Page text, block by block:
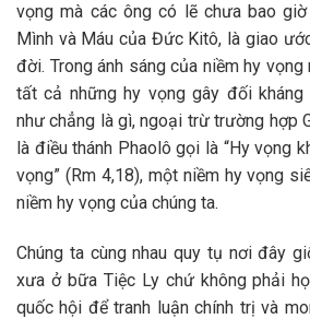
vọng mà các ông có lẽ chưa bao
Mình và Máu của Đức Kitô, là giao
đời. Trong ánh sáng của niềm hy vọng
tất cả những hy vọng gây đối kháng
như chẳng là gì, ngoại trừ trường hợp
là điều thánh Phaolô gọi là “Hy vọng
vọng” (Rm 4,18), một niềm hy vọng
niềm hy vọng của chúng ta.
Chúng ta cùng nhau quy tụ nơi đây
xưa ở bữa Tiệc Ly chứ không phải
quốc hội để tranh luận chính trị và